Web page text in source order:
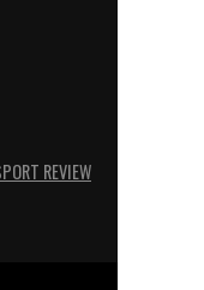
REVIEW